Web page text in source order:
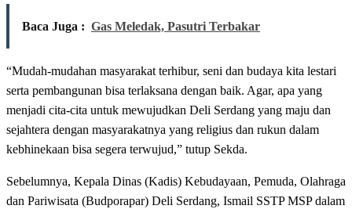
Baca Juga : Gas Meledak, Pasutri Terbakar
“Mudah-mudahan masyarakat terhibur, seni dan budaya kita lestari
serta pembangunan bisa terlaksana dengan baik. Agar, apa yang
menjadi cita-cita untuk mewujudkan Deli Serdang yang maju dan
sejahtera dengan masyarakatnya yang religius dan rukun dalam
kebhinekaan bisa segera terwujud,” tutup Sekda.
Sebelumnya, Kepala Dinas (Kadis) Kebudayaan, Pemuda, Olahraga
dan Pariwisata (Budporapar) Deli Serdang, Ismail SSTP MSP dalam